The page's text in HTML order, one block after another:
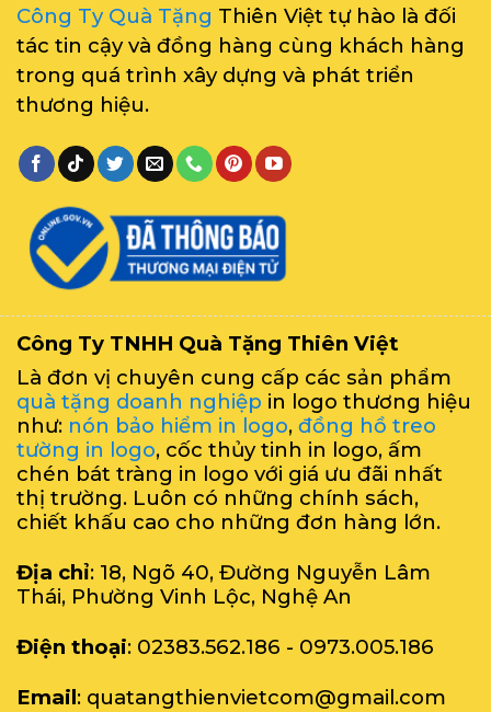
Công Ty Quà Tặng Thiên Việt tự hào là đối
tác tin cậy và đồng hàng cùng khách hàng
trong quá trình xây dựng và phát triển
thương hiệu.
Công Ty TNHH Quà Tặng Thiên Việt
Là đơn vị chuyên cung cấp các sản phẩm
quà tặng doanh nghiệp in logo thương hiệu
như: nón bảo hiểm in logo, đồng hồ treo
tường in logo, cốc thủy tinh in logo, ấm
chén bát tràng in logo với giá ưu đãi nhất
thị trường. Luôn có những chính sách,
chiết khấu cao cho những đơn hàng lớn.
Địa chỉ: 18, Ngõ 40, Đường Nguyễn Lâm
Thái, Phường Vinh Lộc, Nghệ An
Điện thoại: 02383.562.186 - 0973.005.186
Email: quatangthienvietcom@gmail.com